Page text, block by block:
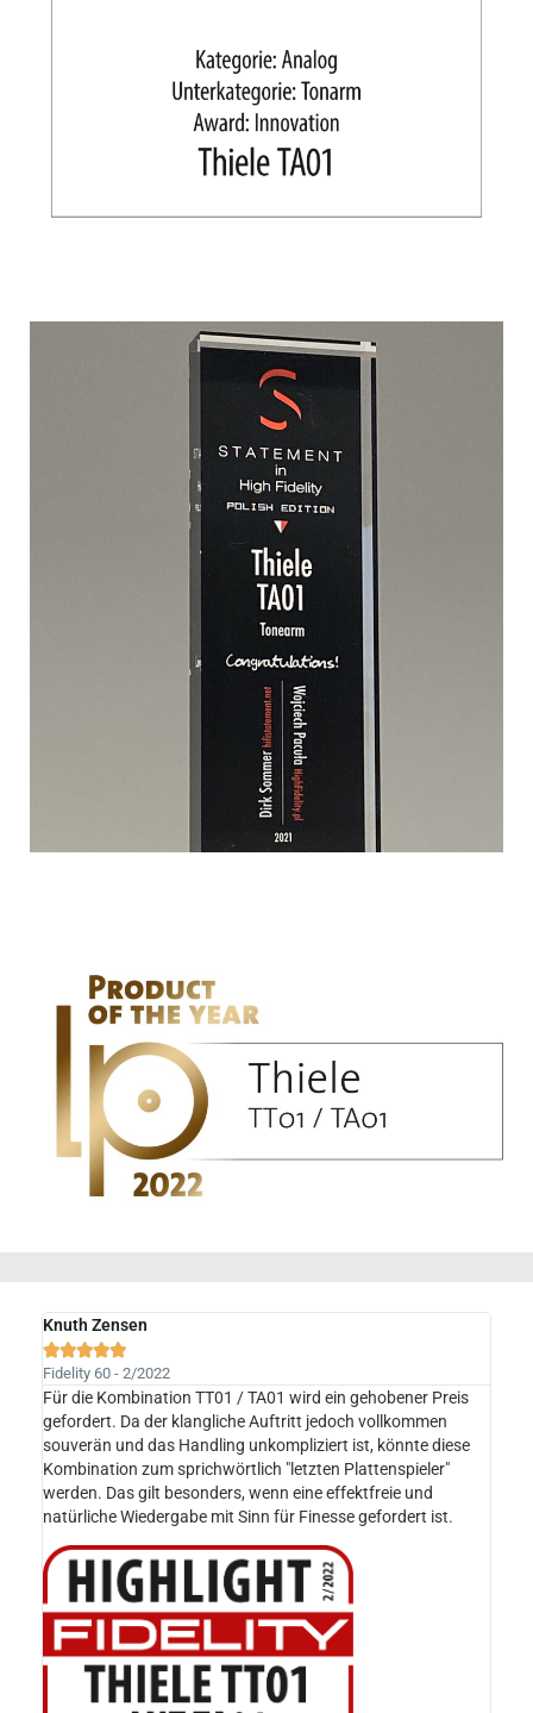
Knuth Zensen

Fidelity 60 - 2/2022
Für die Kombination TT01 / TA01 wird ein gehobener Preis
gefordert. Da der klangliche Auftritt jedoch vollkommen
souverän und das Handling unkompliziert ist, könnte diese
Kombination zum sprichwörtlich "letzten Plattenspieler"
werden. Das gilt besonders, wenn eine effektfreie und
natürliche Wiedergabe mit Sinn für Finesse gefordert ist.